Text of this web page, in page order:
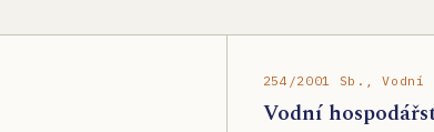
254/2001 Sb., Vodní
Vodní